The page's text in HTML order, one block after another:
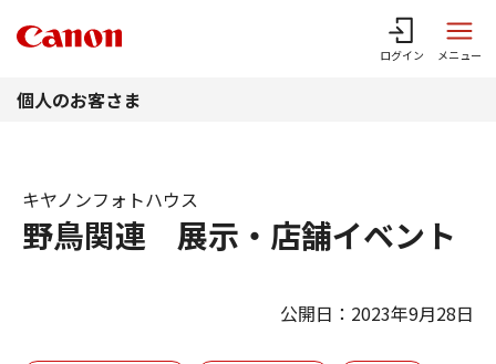
ログイン メニュー
個人のお客さま
野鳥関連 展示・店舗イベント
キヤノンフォトハウス
公開日：2023年9月28日